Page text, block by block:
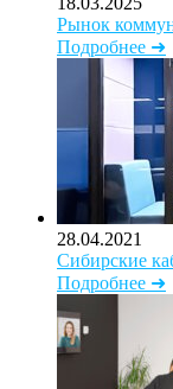
Рынок
Подробнее ➜
28.04.2021
Сибирские
Подробнее ➜